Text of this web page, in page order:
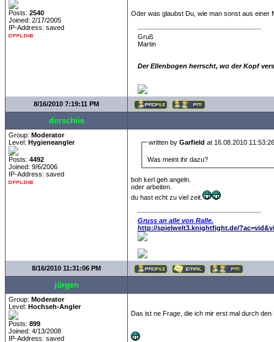
Posts: 2540
Joined: 2/17/2005
IP-Address: saved
Oder was glaubst Du, wie man sonst aus einer
Gruß
Martin
Der Ellenbogen herrscht, wo der Kopf
8/16/2010 7:19:11 PM
dorschiie
Group: Moderator
Level: Hygieneangler
Posts: 4492
Joined: 9/6/2006
IP-Address: saved
written byGarfield at 16.08.2010
Was meint ihr dazu?
boh kerl geh angeln.
oder arbeiten.
du hast echt zu viel zeit.
Gruss an alle von Ralle.
http://spielwelt3.knightfight.de/
8/16/2010 11:31:06 PM
jürgen
Group: Moderator
Level: Hochseh-Angler
Posts: 899
Joined: 4/13/2008
IP-Address: saved
Das ist ne Frage, die ich mir erst mal durch